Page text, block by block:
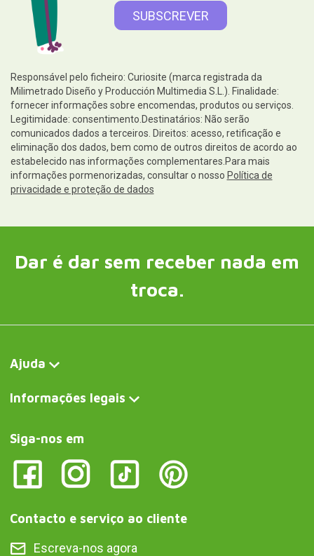
Responsável pelo ficheiro: Curiosite (marca registrada da
Milimetrado Diseño y Producción Multimedia S.L.). Finalidade:
fornecer informações sobre encomendas, produtos ou serviços.
Legitimidade: consentimento.Destinatários: Não serão
comunicados dados a terceiros. Direitos: acesso, retificação e
eliminação dos dados, bem como de outros direitos de acordo ao
estabelecido nas informações complementares.Para mais
informações pormenorizadas, consultar o nosso Política de
privacidade e proteção de dados
Dar é dar sem receber nada em
troca.
Ajuda
Informações legais
Siga-nos em
Contacto e serviço ao cliente
Escreva-nos agora